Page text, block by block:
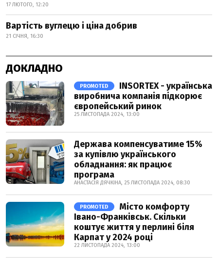
17 ЛЮТОГО, 12:20
Вартість вуглецю і ціна добрив
21 СІЧНЯ, 16:30
ДОКЛАДНО
PROMOTED
INSORTEX - українська
виробнича компанія підкорює
європейський ринок
25 ЛИСТОПАДА 2024, 13:00
Держава компенсуватиме 15%
за купівлю українського
обладнання: як працює
програма
АНАСТАСІЯ ДЯЧКІНА, 25 ЛИСТОПАДА 2024, 08:30
PROMOTED
Місто комфорту
Івано-Франківськ. Скільки
коштує життя у перлині біля
Карпат у 2024 році
22 ЛИСТОПАДА 2024, 13:00